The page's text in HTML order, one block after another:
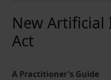
New
Act
A Practitioner's Guide